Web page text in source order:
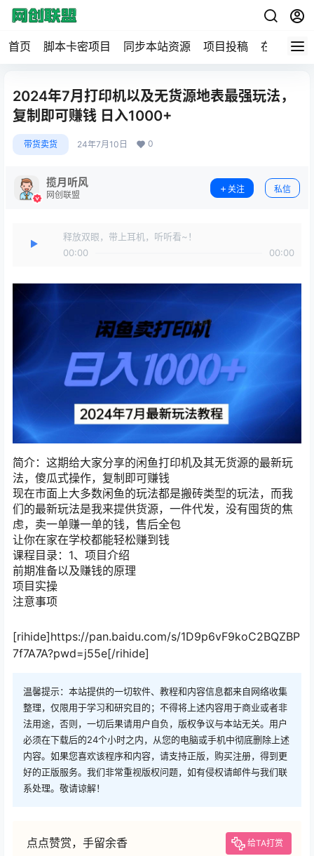
首页 脚本卡密项目 同步本站资源 项目投稿 在线工具
2024年7月打印机以及无货源地表最强玩法，
复制即可赚钱 日入1000+
带货卖货 24年7月10日 0
揽月听风
网创联盟
关注 私信
释放双眼，带上耳机，听听看~！
00:00
00:00
简介：这期给大家分享的闲鱼打印机及其无货源的最新玩
法，傻瓜式操作，复制即可赚钱
现在市面上大多数闲鱼的玩法都是搬砖类型的玩法，而我
们的最新玩法是我来提供货源，一件代发，没有囤货的焦
虑，卖一单赚一单的钱，售后全包
让你在家在学校都能轻松赚到钱
课程目录：1、项目介绍
前期准备以及赚钱的原理
项目实操
注意事项
[rihide]https://pan.baidu.com/s/1D9p6vF9koC2BQZBP
7f7A7A?pwd=j55e[/rihide]
温馨提示：本站提供的一切软件、教程和内容信息都来自网络收集
整理，仅限用于学习和研究目的；不得将上述内容用于商业或者非
法用途，否则，一切后果请用户自负，版权争议与本站无关。用户
必须在下载后的24个小时之内，从您的电脑或手机中彻底删除上述
内容。如果您喜欢该程序和内容，请支持正版，购买注册，得到更
好的正版服务。我们非常重视版权问题，如有侵权请邮件与我们联
系处理。敬请谅解！
点点赞赏，手留余香 给TA打赏